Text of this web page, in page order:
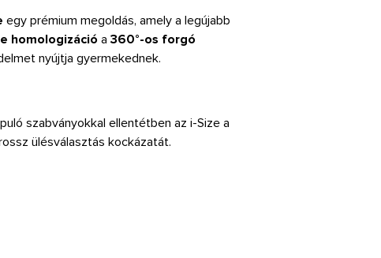
egy prémium megoldás, amely a legújabb
homologizáció a 360°-os forgó
nyújtja gyermekednek.
szabványokkal ellentétben az i-Size a
ülésválasztás kockázatát.